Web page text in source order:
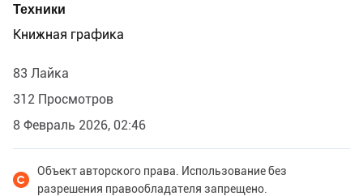
Техники
Книжная графика
83 Лайка
312 Просмотров
8 Февраль 2026, 02:46
Объект авторского права. Использование без
разрешения правообладателя запрещено.